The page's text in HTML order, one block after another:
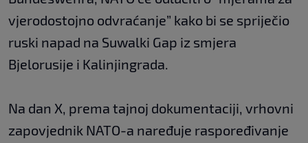
vjerodostojno odvraćanje” kako bi se spriječio
ruski napad na Suwalki Gap iz smjera
Bjelorusije i Kalinjingrada.
Na dan X, prema tajnoj dokumentaciji, vrhovni
zapovjednik NATO-a naređuje raspoređivanje